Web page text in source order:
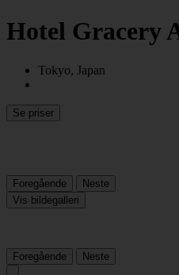
Hotel Gracery
Tokyo, Japan
Se priser
Foregående
Neste
Vis bildegalleri
Foregående Neste